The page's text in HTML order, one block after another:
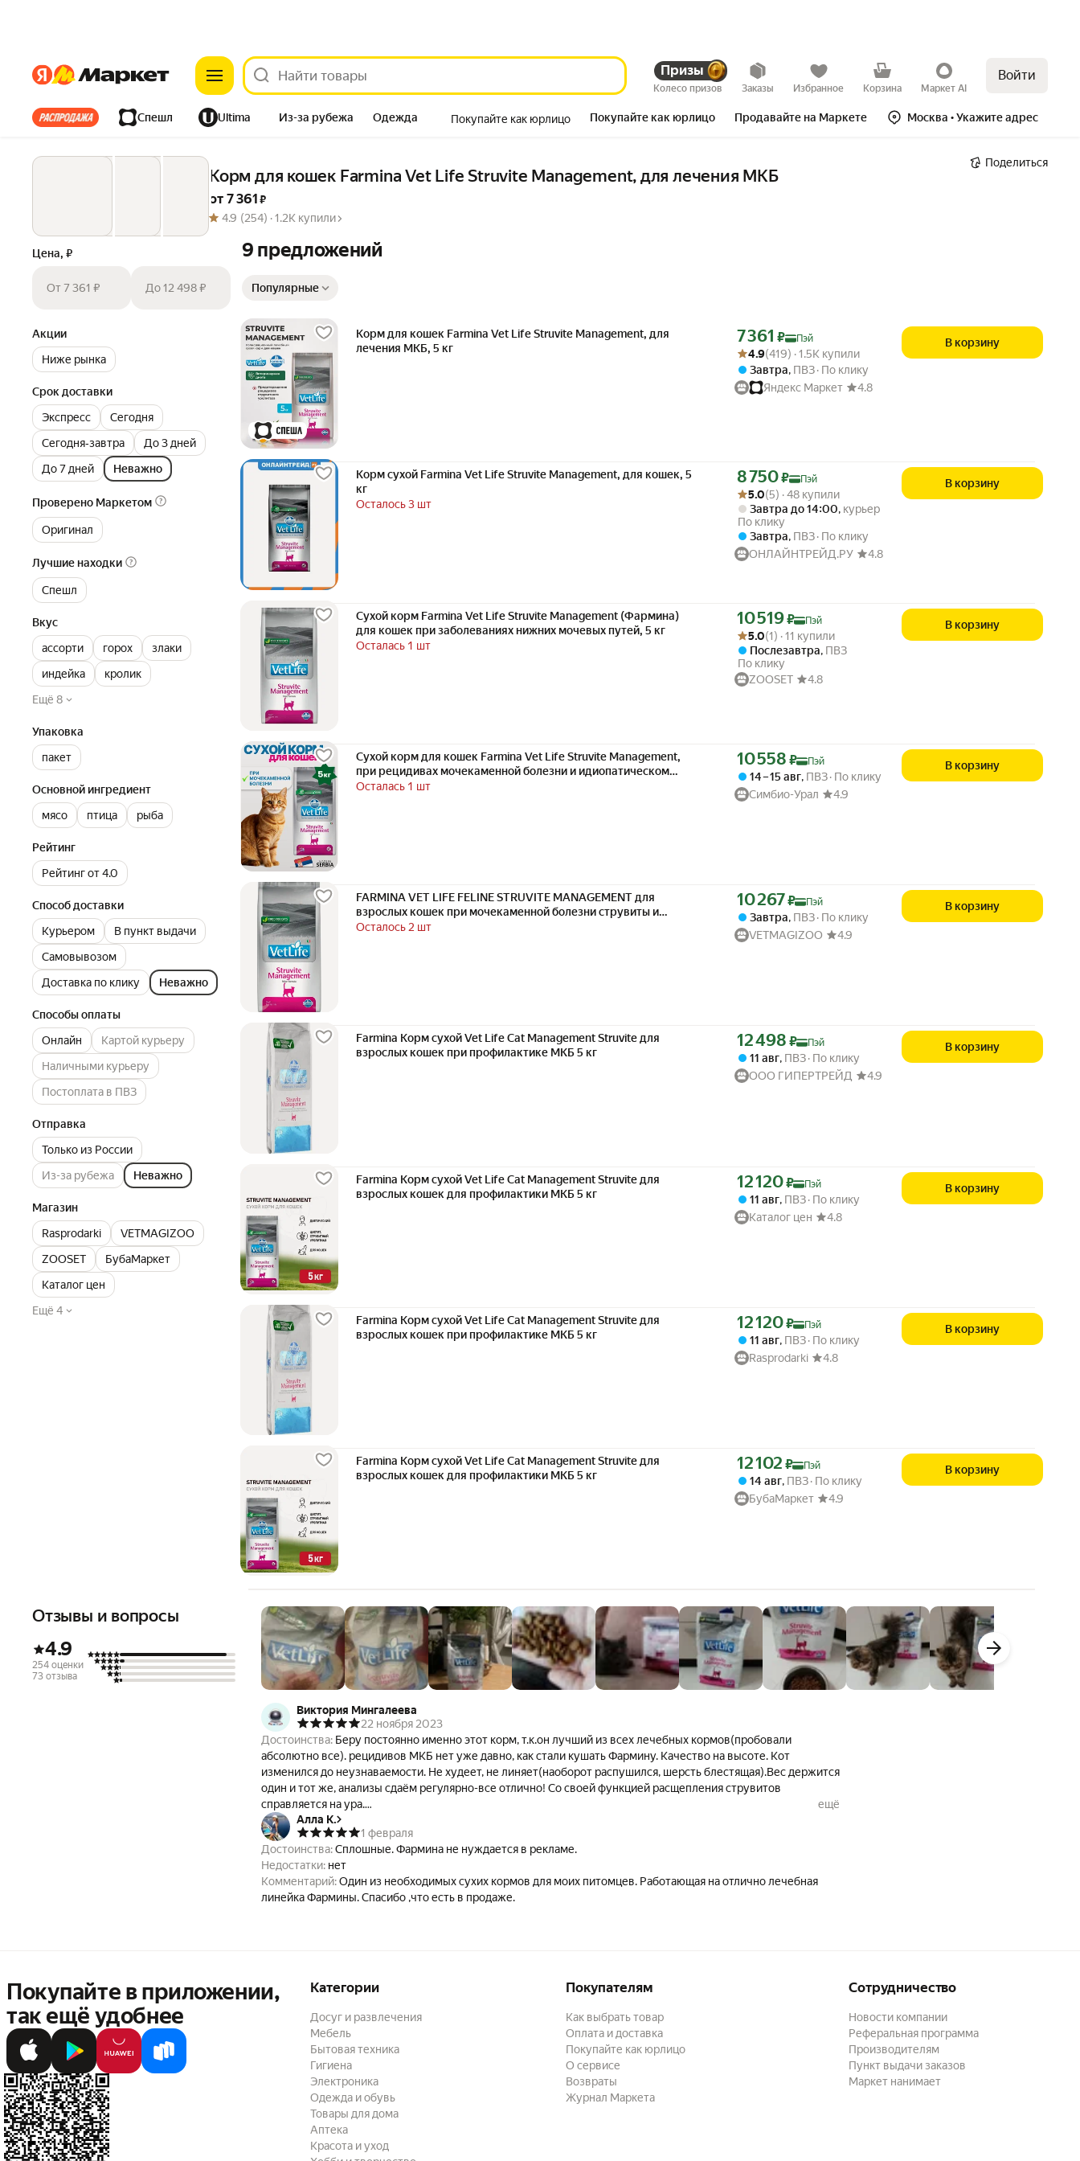
ЯндексЯндекс Призы
Колесо призов Заказы Избранное Корзина Маркет AI
Войти
Все хиты Спешл Ultima Из-за рубежа Одежда
Дом Ремонт Детям Красота
Покупайте как юрлицо Покупайте как юрлицо Продавайте на Маркете Москва • Укажите адрес
Корм для кошек Farmina Vet Life Struvite Management, для лечения МКБ
от 7 361 ₽
4.9 (254) ·1.2K купили
Поделиться
Цена, ₽
От 7 361 ₽ До 12 498 ₽
Акции
Ниже рынка
Срок доставки
Экспресс
Сегодня
Сегодня‐завтра
До 3 дней
До 7 дней
Неважно
Проверено Маркетом
Оригинал
Лучшие находки
Спешл
Вкус
ассорти
горох
злаки
индейка
кролик
Ещё 8
Упаковка
пакет
Основной ингредиент
мясо
птица рыба
Рейтинг
Рейтинг от 4.0
Способ доставки
Курьером
В пункт выдачи
Самовывозом
Доставка по клику
Неважно
Способы оплаты
Онлайн
Картой курьеру
Наличными курьеру
Постоплата в ПВЗ
Отправка
Только из России
Из-за рубежа
Неважно
Магазин
Rasprodarki
VETMAGIZOO
ZOOSET
БубаМаркет
Каталог цен
Ещё 4
9 предложений
Популярные
Корм для кошек Farmina Vet Life Struvite Management, для
лечения МКБ, 5 кг
Цена с картой Яндекс Пэй 7361 ₽ вместо
7 361 ₽
Пэй
Рейтинг товара: 4.9 из 5
Оценок: (419) · 1.5K купили
4.9(419) · 1.5K купили
Завтра, ПВЗ По клику
Яндекс Маркет
4.8
В корзину
Корм сухой Farmina Vet Life Struvite Management, для кошек, 5
кг
Осталось 3 шт
Цена с картой Яндекс Пэй 8750 ₽ вместо
8 750₽
Пэй
Рейтинг товара: 5.0 из 5
Оценок: (5) · 48 купили
5.0(5) · 48 купили
Завтра до 14:00, курьер
По клику
Завтра, ПВЗ По клику
ОНЛАЙНТРЕЙД.РУ
4.8
В корзину
Сухой корм Farmina Vet Life Struvite Management (Фармина)
для кошек при заболеваниях нижних мочевых путей, 5 кг
Осталась 1 шт
Цена с картой Яндекс Пэй 10519 ₽ вместо
10 519₽
Пэй
Рейтинг товара: 5.0 из 5
Оценок: (1) · 11 купили
5.0(1) · 11 купили
Послезавтра, ПВЗ
По клику
ZOOSET
4.8
В корзину
Сухой корм для кошек Farmina Vet Life Struvite Management,
при рецидивах мочекаменной болезни и идиопатическом
цистите, курица, 5кг
Осталась 1 шт
Цена с картой Яндекс Пэй 10558 ₽ вместо
10 558 ₽ Пэй
14 – 15 авг, ПВЗ По клику
Симбио-Урал
4.9
В корзину
FARMINA VET LIFE FELINE STRUVITE MANAGEMENT для
взрослых кошек при мочекаменной болезни струвиты и
цистите (5 кг)
Осталось 2 шт
Цена с картой Яндекс Пэй 10267 ₽ вместо
10 267₽ Пэй
Завтра, ПВЗ По клику
VETMAGIZOO
4.9
В корзину
Farmina Корм сухой Vet Life Cat Management Struvite для
взрослых кошек при профилактике МКБ 5 кг
Цена с картой Яндекс Пэй 12498 ₽ вместо
12 498 ₽ Пэй
11 авг, ПВЗ По клику
ООО ГИПЕРТРЕЙД
4.9
В корзину
Farmina Корм сухой Vet Life Cat Management Struvite для
взрослых кошек для профилактики МКБ 5 кг
Цена с картой Яндекс Пэй 12120 ₽ вместо
12 120₽ Пэй
11 авг, ПВЗ По клику
Каталог цен
4.8
В корзину
Farmina Корм сухой Vet Life Cat Management Struvite для
взрослых кошек при профилактике МКБ 5 кг
Цена с картой Яндекс Пэй 12120 ₽ вместо
12 120₽ Пэй
11 авг, ПВЗ По клику
Rasprodarki
4.8
В корзину
Farmina Корм сухой Vet Life Cat Management Struvite для
взрослых кошек для профилактики МКБ 5 кг
Цена с картой Яндекс Пэй 12102 ₽ вместо
12 102 ₽ Пэй
14 авг, ПВЗ По клику
БубаМаркет
4.9
В корзину
Отзывы и вопросы
4.9
254 оценки
73 отзыва
Виктория Мингалеева
22 ноября 2023
Достоинства: Беру постоянно именно этот корм, т.к.он лучший из всех лечебных кормов(пробовали
абсолютно все). рецидивов МКБ нет уже давно, как стали кушать Фармину. Качество на высоте. Кот
изменился до неузнаваемости. Не худеет, не линяет(наоборот распушился, шерсть блестящая).Вес держится
один и тот же, анализы сдаём регулярно-все отлично! Со своей функцией расщепления струвитов
справляется на ура.
Недостатки:Ни разу не увидела)
Комментарий:на Яндекс Маркете всех дешевле и сроки доставки минимальные, я довольна!!!
ещё
Алла К.
1 февраля
Достоинства:Сплошные. Фармина не нуждается в рекламе.
Недостатки: нет
Комментарий:Один из необходимых сухих кормов для моих питомцев. Работающая на отлично лечебная
линейка Фармины. Спасибо ,что есть в продаже.
Покупайте в приложении,
так ещё удобнее
Категории
Досуг и развлечения
Мебель
Бытовая техника
Гигиена
Электроника
Одежда и обувь
Товары для дома
Аптека
Красота и уход
Покупателям
Как выбрать товар
Оплата и доставка
Покупайте как юрлицо
О сервисе
Возвраты
Журнал Маркета
Сотрудничество
Новости компании
Реферальная программа
Производителям
Пункт выдачи заказов
Маркет нанимает